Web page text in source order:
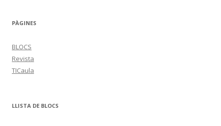
PÀGINES
BLOCS
Revista
TICaula
LLISTA DE BLOCS